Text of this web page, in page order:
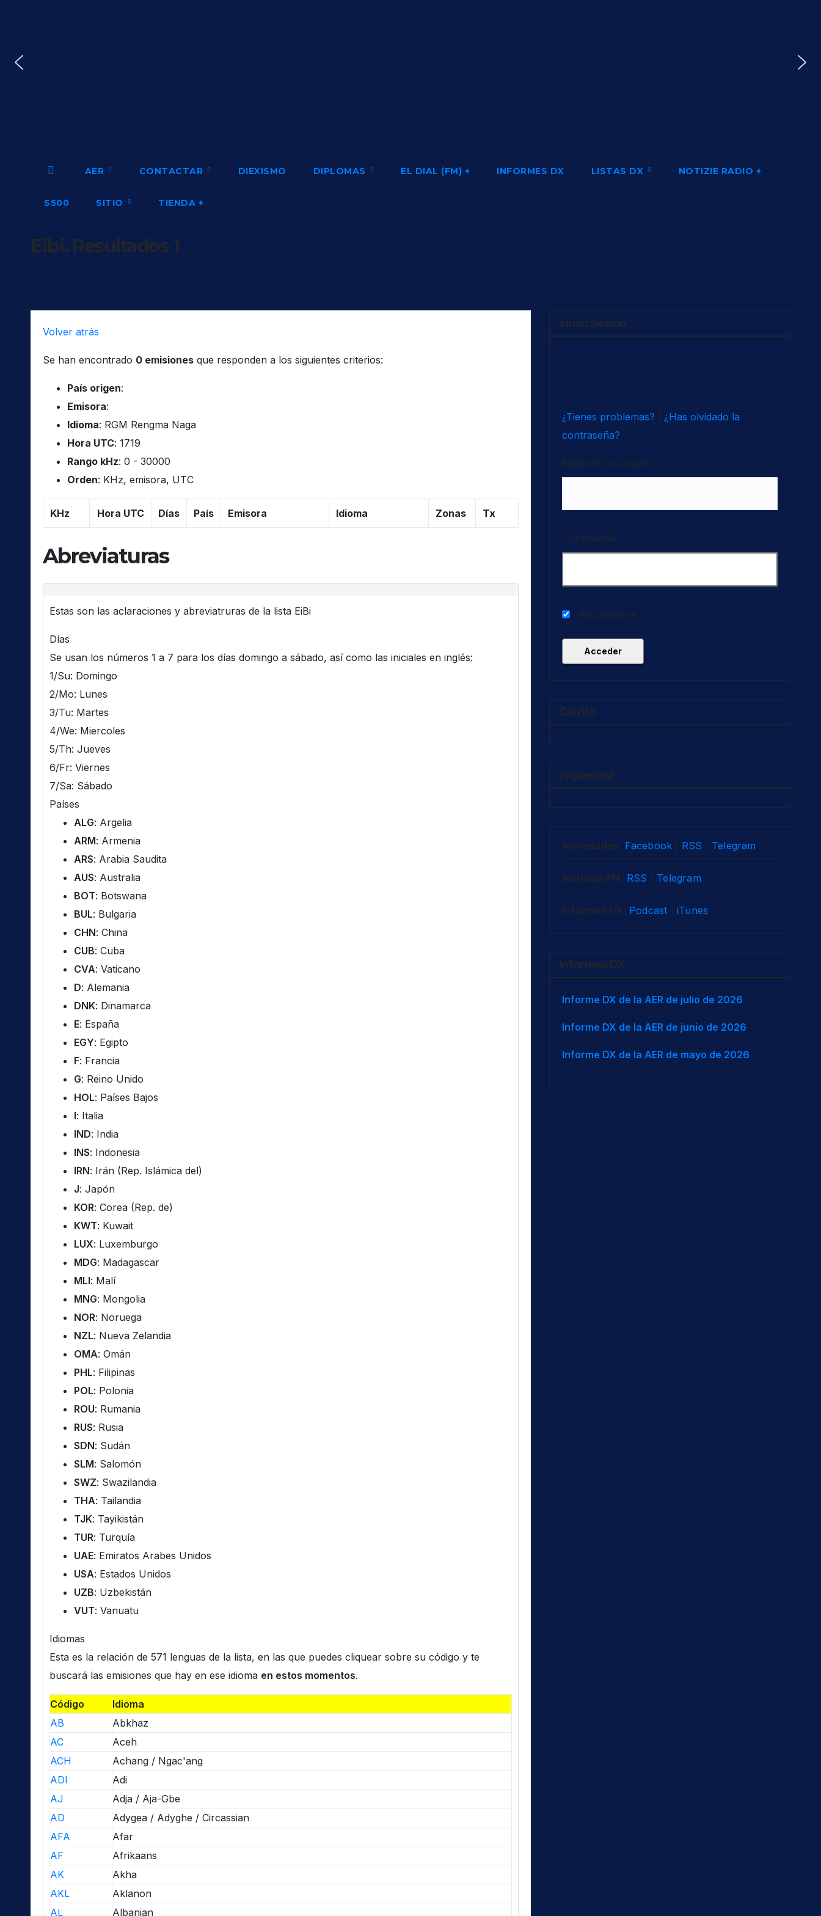
AER CONTACTAR DIEXISMO DIPLOMAS EL DIAL (FM) + INFORMES DX LISTAS DX NOTIZIE RADIO +
S500 SITIO TIENDA +
Eibi. Resultados 1
Volver atrás
Se han encontrado 0 emisiones que responden a los siguientes criterios:
País origen:
Emisora:
Idioma: RGM Rengma Naga
Hora UTC: 1719
Rango kHz: 0 - 30000
Orden: KHz, emisora, UTC
KHz Hora UTC Días País Emisora Idioma Zonas Tx
Abreviaturas
Estas son las aclaraciones y abreviatruras de la lista EiBi
Días
Se usan los números 1 a 7 para los días domingo a sábado, así como las iniciales en inglés:
1/Su: Domingo
2/Mo: Lunes
3/Tu: Martes
4/We: Miercoles
5/Th: Jueves
6/Fr: Viernes
7/Sa: Sábado
Países
ALG: Argelia
ARM: Armenia
ARS: Arabia Saudita
AUS: Australia
BOT: Botswana
BUL: Bulgaria
CHN: China
CUB: Cuba
CVA: Vaticano
D: Alemania
DNK: Dinamarca
E: España
EGY: Egipto
F: Francia
G: Reino Unido
HOL: Países Bajos
I: Italia
IND: India
INS: Indonesia
IRN: Irán (Rep. Islámica del)
J: Japón
KOR: Corea (Rep. de)
KWT: Kuwait
LUX: Luxemburgo
MDG: Madagascar
MLI: Malí
MNG: Mongolia
NOR: Noruega
NZL: Nueva Zelandia
OMA: Omán
PHL: Filipinas
POL: Polonia
ROU: Rumania
RUS: Rusia
SDN: Sudán
SLM: Salomón
SWZ: Swazilandia
THA: Tailandia
TJK: Tayikistán
TUR: Turquía
UAE: Emiratos Arabes Unidos
USA: Estados Unidos
UZB: Uzbekistán
VUT: Vanuatu
Idiomas
Esta es la relación de 571 lenguas de la lista, en las que puedes cliquear sobre su código y te
buscará las emisiones que hay en ese idioma en estos momentos.
Código
Idioma
AB
Abkhaz
AC
Aceh
ACH
Achang / Ngac'ang
ADI
Adi
AJ
Adja / Aja-Gbe
AD
Adygea / Adyghe / Circassian
AFA
Afar
AF
Afrikaans
AK
Akha
AKL
Aklanon
AL
Albanian
Inicio Sesión
¿Tienes problemas?
¿Has olvidado la
contraseña?
Nombre de usuario
Contraseña
Recuérdame
Carrito
¡Síguenos!
Novedades: Facebook RSS Telegram
Noticias FM: RSS Telegram
Informes DX : Podcast iTunes
Informes DX
Informe DX de la AER de julio de 2026
Informe DX de la AER de junio de 2026
Informe DX de la AER de mayo de 2026